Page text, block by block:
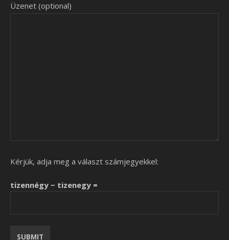
Üzenet (optional)
Kérjük, adja meg a választ számjegyekkel:
tizennégy − tizenegy =